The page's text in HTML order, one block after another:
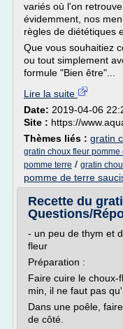
variés où l'on
évidemment, nos
règles de diététiques
Que vous souhaitiez
ou tout simplement
formule "Bien être"...
Lire la suite
Date: 2019-04-06
Site : https://
Thèmes liés : gratin
gratin choux fleur pomme
pomme terre / gratin
pomme de terre
Recette du
Questions/
- un peu de thym et
fleur
Préparation :
Faire cuire le
min, il ne faut pas
Dans une poêle,
de côté.